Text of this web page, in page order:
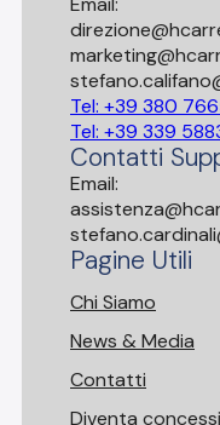
Tel: +39 380
Tel: +39 339
Contatti
Email:
Pagine Utili
Chi Siamo
News & Media
Contatti
Diventa